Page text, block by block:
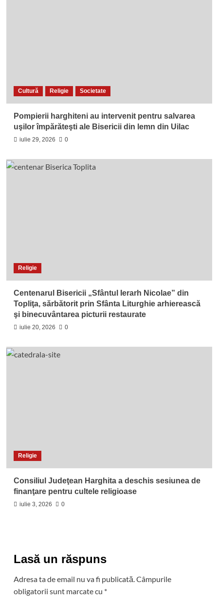
Cultură Religie Societate
Pompierii harghiteni au intervenit pentru salvarea
uşilor împărăteşti ale Bisericii din lemn din Uilac
iulie 29, 2026 0
Religie
Centenarul Bisericii „Sfântul Ierarh Nicolae” din
Topliţa, sărbătorit prin Sfânta Liturghie arhierească
şi binecuvântarea picturii restaurate
iulie 20, 2026 0
Religie
Consiliul Judeţean Harghita a deschis sesiunea de
finanţare pentru cultele religioase
iulie 3, 2026 0
Lasă un răspuns
Adresa ta de email nu va fi publicată.Câmpurile
obligatorii sunt marcate cu *